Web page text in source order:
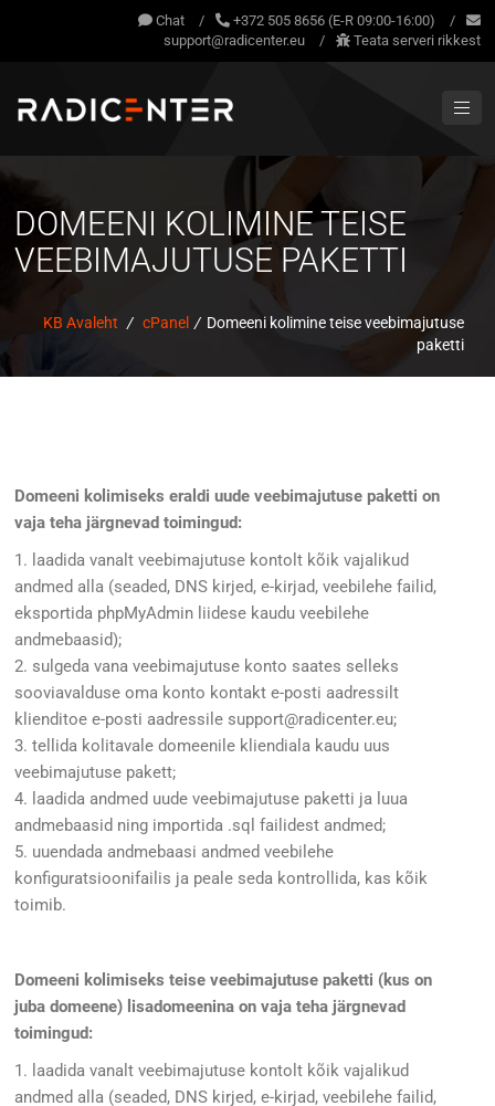
Chat / +372 505 8656 (E-R 09:00-16:00)
/
support@radicenter.eu
/ Teata serveri rikkest
DOMEENI KOLIMINE TEISE
VEEBIMAJUTUSE PAKETTI
KB Avaleht / cPanel / Domeeni kolimine teise veebimajutuse
paketti
Domeeni kolimiseks eraldi uude veebimajutuse paketti on
vaja teha järgnevad toimingud:
1. laadida vanalt veebimajutuse kontolt kõik vajalikud
andmed alla (seaded, DNS kirjed, e-kirjad, veebilehe failid,
eksportida phpMyAdmin liidese kaudu veebilehe
andmebaasid);
2. sulgeda vana veebimajutuse konto saates selleks
sooviavalduse oma konto kontakt e-posti aadressilt
klienditoe e-posti aadressile support@radicenter.eu;
3. tellida kolitavale domeenile kliendiala kaudu uus
veebimajutuse pakett;
4. laadida andmed uude veebimajutuse paketti ja luua
andmebaasid ning importida .sql failidest andmed;
5. uuendada andmebaasi andmed veebilehe
konfiguratsioonifailis ja peale seda kontrollida, kas kõik
toimib.
Domeeni kolimiseks teise veebimajutuse paketti (kus on
juba domeene) lisadomeenina on vaja teha järgnevad
toimingud:
1. laadida vanalt veebimajutuse kontolt kõik vajalikud
andmed alla (seaded, DNS kirjed, e-kirjad, veebilehe failid,